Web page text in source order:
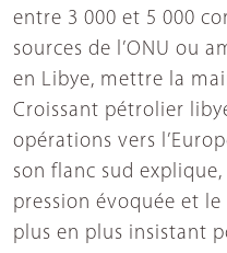
entre 3 000 et 5 000
sources de l’ONU ou
en Libye, mettre la
Croissant pétrolier
opérations vers
son flanc sud
pression évoquée et
plus en plus insistant